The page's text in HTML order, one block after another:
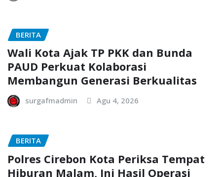
BERITA
Wali Kota Ajak TP PKK dan Bunda
PAUD Perkuat Kolaborasi
Membangun Generasi Berkualitas
surgafmadmin Agu 4, 2026
BERITA
Polres Cirebon Kota Periksa Tempat
Hiburan Malam, Ini Hasil Operasi